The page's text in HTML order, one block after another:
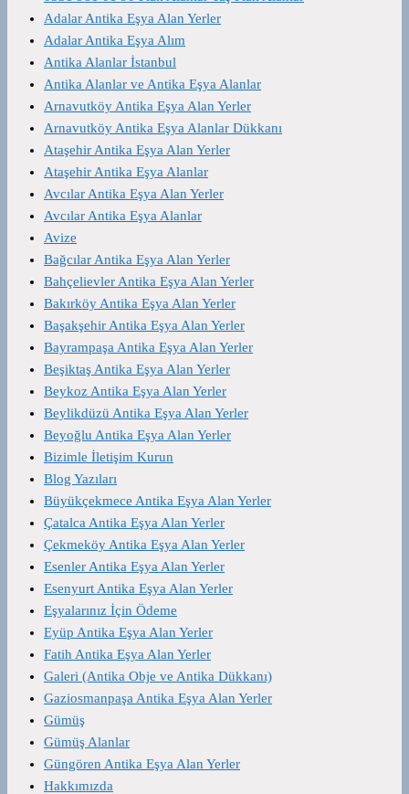
Adalar Antika Eşya Alan Yerler
Adalar Antika Eşya Alım
Antika Alanlar İstanbul
Antika Alanlar ve Antika Eşya Alanlar
Arnavutköy Antika Eşya Alan Yerler
Arnavutköy Antika Eşya Alanlar Dükkanı
Ataşehir Antika Eşya Alan Yerler
Ataşehir Antika Eşya Alanlar
Avcılar Antika Eşya Alan Yerler
Avcılar Antika Eşya Alanlar
Avize
Bağcılar Antika Eşya Alan Yerler
Bahçelievler Antika Eşya Alan Yerler
Bakırköy Antika Eşya Alan Yerler
Başakşehir Antika Eşya Alan Yerler
Bayrampaşa Antika Eşya Alan Yerler
Beşiktaş Antika Eşya Alan Yerler
Beykoz Antika Eşya Alan Yerler
Beylikdüzü Antika Eşya Alan Yerler
Beyoğlu Antika Eşya Alan Yerler
Bizimle İletişim Kurun
Blog Yazıları
Büyükçekmece Antika Eşya Alan Yerler
Çatalca Antika Eşya Alan Yerler
Çekmeköy Antika Eşya Alan Yerler
Esenler Antika Eşya Alan Yerler
Esenyurt Antika Eşya Alan Yerler
Eşyalarınız İçin Ödeme
Eyüp Antika Eşya Alan Yerler
Fatih Antika Eşya Alan Yerler
Galeri (Antika Obje ve Antika Dükkanı)
Gaziosmanpaşa Antika Eşya Alan Yerler
Gümüş
Gümüş Alanlar
Güngören Antika Eşya Alan Yerler
Hakkımızda